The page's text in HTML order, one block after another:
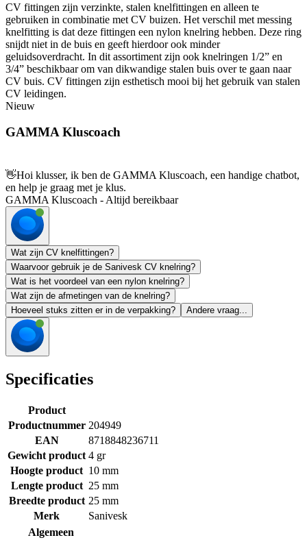
CV fittingen zijn verzinkte, stalen knelfittingen en alleen te
gebruiken in combinatie met CV buizen. Het verschil met messing
knelfitting is dat deze fittingen een nylon knelring hebben. Deze ring
snijdt niet in de buis en geeft hierdoor ook minder
geluidsoverdracht. In dit assortiment zijn ook knelringen 1/2” en
3/4” beschikbaar om van dikwandige stalen buis over te gaan naar
CV buis. CV fittingen zijn esthetisch mooi bij het gebruik van stalen
CV leidingen.
Nieuw
GAMMA Kluscoach
👋Hoi klusser, ik ben de GAMMA Kluscoach, een handige chatbot,
en help je graag met je klus.
GAMMA Kluscoach - Altijd bereikbaar
Wat zijn CV knelfittingen?
Waarvoor gebruik je de Sanivesk CV knelring?
Wat is het voordeel van een nylon knelring?
Wat zijn de afmetingen van de knelring?
Hoeveel stuks zitten er in de verpakking?
Andere vraag...
Specificaties
Product
Productnummer 204949
EAN
8718848236711
Gewicht product 4 gr
Hoogte product 10 mm
Lengte product 25 mm
Breedte product 25 mm
Merk
Sanivesk
Algemeen